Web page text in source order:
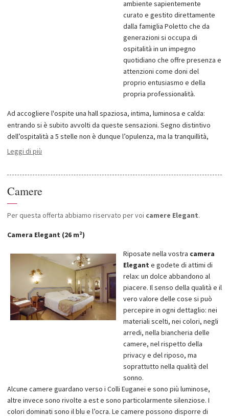
ambiente sapientemente
curato e gestito direttamente
dalla famiglia Poletto che da
generazioni si occupa di
ospitalità in un impegno
quotidiano che offre presenza e
attenzioni come doni del
proprio entusiasmo e della
propria professionalità.
Ad accogliere l'ospite una hall spaziosa, intima, luminosa e calda:
entrando si è subito avvolti da queste sensazioni. Segno distintivo
dell’ospitalità a 5 stelle non è dunque l’opulenza, ma la tranquillità,
l’agio e l’esclusività.
Leggi di più
Camere
—
Per questa offerta abbiamo riservato per voi camere Elegant.
Camera Elegant (26 m²)
Riposate nella vostra camera
Elegant e godete di attimi di
relax: un dolce abbandono al
piacere. Il senso della qualità e il
vero valore delle cose si può
percepire in ogni dettaglio: nei
materiali scelti, nei colori, negli
arredi, nella biancheria delle
camere, nel rispetto della
privacy e del riposo, ma
soprattutto nella qualità del
sonno.
Alcune camere guardano verso i Colli Euganei e sono più luminose,
altre invece sono rivolte a est e sono particolarmente silenziose. I
colori dominati sono il blu e l’ocra. Le camere possono disporre di